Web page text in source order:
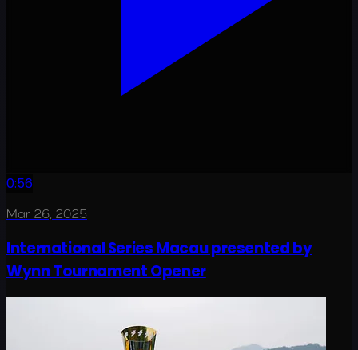
0:56
Mar 26, 2025
International Series Macau presented by
Wynn Tournament Opener